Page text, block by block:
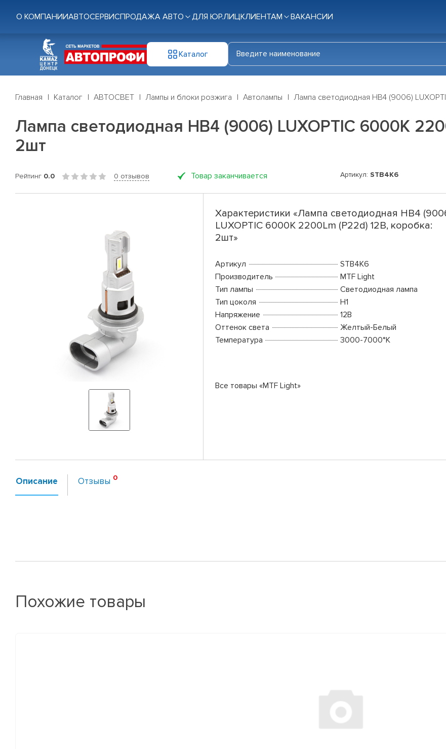
О КОМПАНИИАВТОСЕРВИСПРОДАЖА АВТО ДЛЯ ЮР.ЛИЦКЛИЕНТАМ ВАКАНСИИ
Каталог
Главная Каталог АВТОСВЕТ Лампы и блоки розжига Автолампы Лампа светодиодная HB4 (9006)
Лампа светодиодная HB4 (9006) LUXOPTIC 6000K
2шт
Рейтинг 0.0 0 отзывов Товар заканчивается Артикул: STB4K6
Характеристики «Лампа светодиодная HB4
LUXOPTIC 6000K 2200Lm (P22d) 12В, коробка:
2шт»
Артикул
STB4K6
Производитель
MTF Light
Тип лампы
Светодиодная лампа
Тип цоколя
H1
Напряжение
12В
Оттенок света
Желтый-Белый
Температура
3000-7000°K
Все товары «MTF Light»
Описание Отзывы
Похожие товары